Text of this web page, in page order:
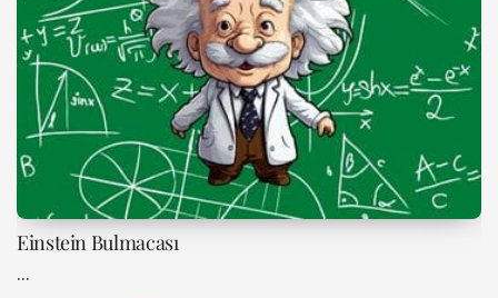
Einstein Bulmacası
...